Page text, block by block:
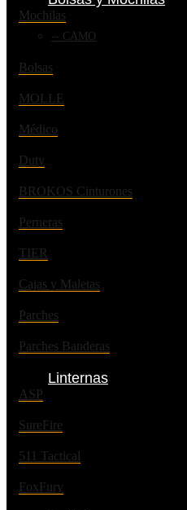
Mochilas
CAMO
Bolsas
MOLLE
Médico
Duty
BROKOS Cinturones
Perneras
TIER
Cajas y Maletas
Parches
Parches Banderas
Linternas
ASP
SureFire
511 Tactical
FoxFury